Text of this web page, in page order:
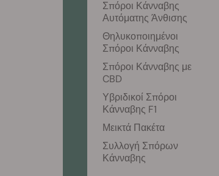
Σπόροι Κάνναβης
Αυτόματης Άνθισης
Θηλυκοποιημένοι
Σπόροι Κάνναβης
Σπόροι Κάνναβης με
CBD
Υβριδικοί Σπόροι
Κάνναβης F1
Μεικτά Πακέτα
Συλλογή Σπόρων
Κάνναβης